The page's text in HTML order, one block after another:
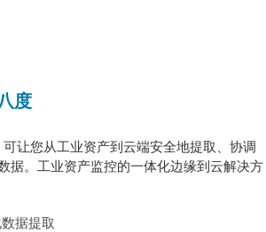
八度
让您从工业资产到云端安全地提取、协调
据。工业资产监控的一体化边缘到云解决方
据提取